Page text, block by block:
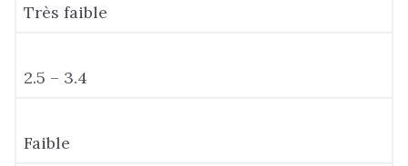
Très faible
2.5 – 3.4
Faible